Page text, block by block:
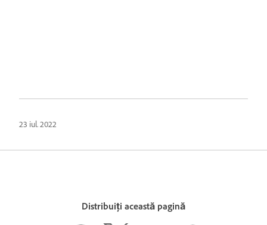
23 iul. 2022
Distribuiți această pagină